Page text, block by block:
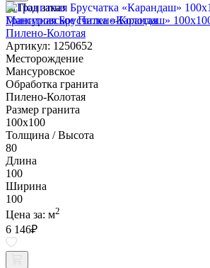
Под заказ
Гранитная Брусчатка «Карандаш»
Пилено-Колотая
Артикул: 1250652
Месторождение
Мансуровское
Обработка гранита
Пилено-Колотая
Размер гранита
100х100
Толщина / Высота
80
Длина
100
Ширина
100
Цена за: м2
6 146₽